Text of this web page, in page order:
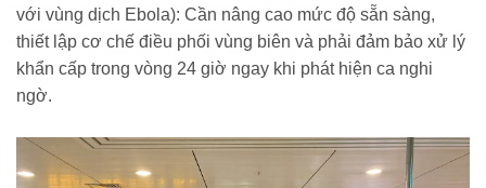
với vùng dịch Ebola): Cần nâng cao mức độ sẵn sàng,
thiết lập cơ chế điều phối vùng biên và phải đảm bảo xử lý
khẩn cấp trong vòng 24 giờ ngay khi phát hiện ca nghi
ngờ.